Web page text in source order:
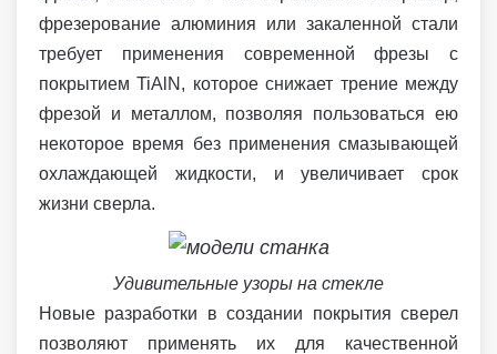
фрезерование алюминия или закаленной стали
требует применения современной фрезы с
покрытием TiAlN, которое снижает трение между
фрезой и металлом, позволяя пользоваться ею
некоторое время без применения смазывающей
охлаждающей жидкости, и увеличивает срок
жизни сверла.
Удивительные узоры на стекле
Новые разработки в создании покрытия сверел
позволяют применять их для качественной